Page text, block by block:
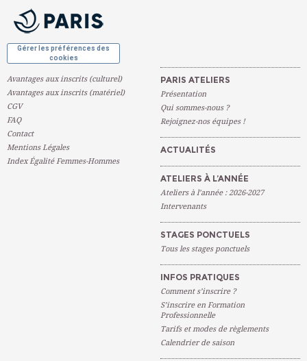
Gérer les préférences des
cookies
Avantages aux inscrits (culturel)
Avantages aux inscrits (matériel)
CGV
FAQ
Contact
Mentions Légales
Index Égalité Femmes-Hommes
PARIS ATELIERS
Présentation
Qui sommes-nous ?
Rejoignez-nos équipes !
ACTUALITÉS
ATELIERS À L’ANNÉE
Ateliers à l’année : 2026-2027
Intervenants
STAGES PONCTUELS
Tous les stages ponctuels
INFOS PRATIQUES
Comment s’inscrire ?
S’inscrire en Formation
Professionnelle
Tarifs et modes de règlements
Calendrier de saison